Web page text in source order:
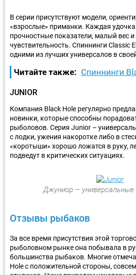
В серии присутствуют модели,
«взрослые» приманки. Каждая удочка
прочностные показатели, малый вес
чувствительность. Спиннинги Classic
одними из лучших универсалов в
Читайте также: Спиннинги
JUNIOR
Компания Black Hole регулярно
новинки, которые способны
рыболовов. Серия Junior –
с лодки, ужения накоротке либо в
«коротыши» хорошо ложатся в руку,
подведут в критических ситуациях.
Джуниор – универсальные
Отзывы рыбаков
За все время присутствия этой
рыболовном рынке она побывала в
большинства рыбаков. Многие
Hole с положительной стороны,